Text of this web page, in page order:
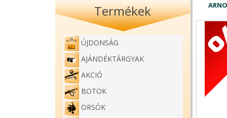
Termékek
ÚJDONSÁG
AJÁNDÉKTÁRGYAK
AKCIÓ
BOTOK
ORSÓK